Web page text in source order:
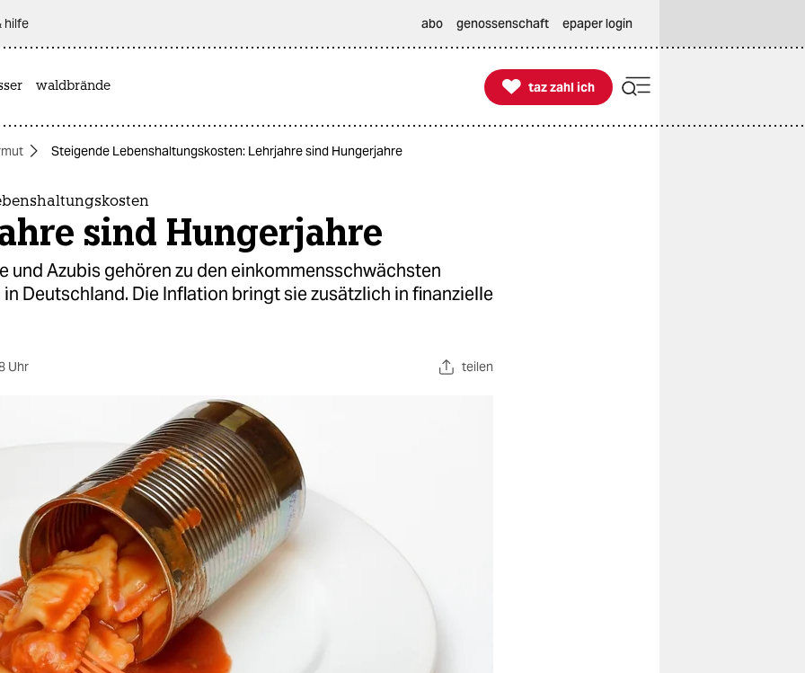
hilfe abo genossenschaft epaper login
waldbrände 
taz zahl ich
taz zahl ich
Steigende Lebenshaltungskosten: Lehrjahre sind Hungerjahre
sind Hungerjahre
und Azubis gehören zu den einkommensschwächsten
Deutschland. Die Inflation bringt sie zusätzlich in finanzielle
Uhr teilen